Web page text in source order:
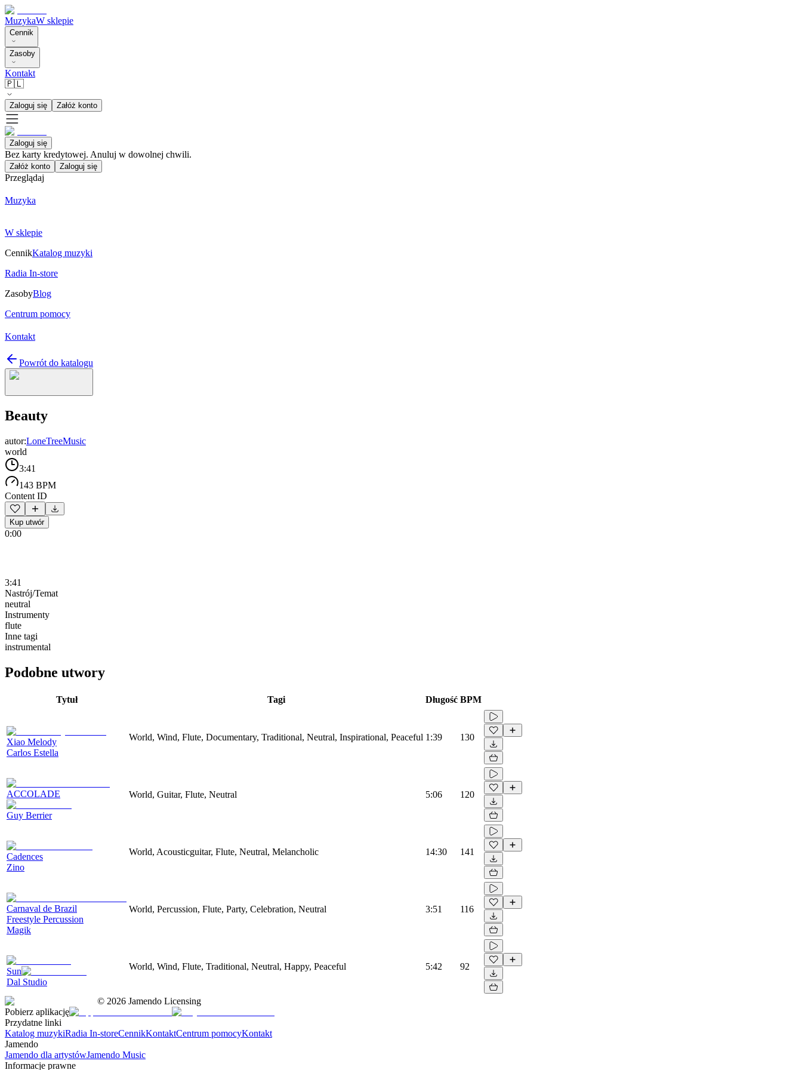
MuzykaW sklepie
Cennik
Zasoby
Kontakt
🇵🇱
Zaloguj się Załóż konto
Zaloguj się
Bez karty kredytowej. Anuluj w dowolnej chwili.
Załóż konto Zaloguj się
Przeglądaj
Muzyka
W sklepie
CennikKatalog muzyki
Radia In-store
ZasobyBlog
Centrum pomocy
Kontakt
Powrót do katalogu
Beauty
autor:LoneTreeMusic
world
3:41
143 BPM
Content ID
Kup utwór
0:00
3:41
Nastrój/Temat
neutral
Instrumenty
flute
Inne tagi
instrumental
Podobne utwory
Tytuł Tagi Długość BPM
Xiao Melody
Carlos Estella
World, Wind, Flute, Documentary, Traditional, Neutral, Inspirational, Peaceful 1:39 130
ACCOLADE
Guy Berrier
World, Guitar, Flute, Neutral 5:06 120
Cadences
Zino
World, Acousticguitar, Flute, Neutral, Melancholic 14:30 141
Carnaval de Brazil
Freestyle Percussion
Magik
World, Percussion, Flute, Party, Celebration, Neutral 3:51 116
Sun
Dal Studio
World, Wind, Flute, Traditional, Neutral, Happy, Peaceful 5:42 92
© 2026 Jamendo Licensing
Pobierz aplikację
Przydatne linki
Katalog muzykiRadia In-storeCennikKontaktCentrum pomocyKontakt
Jamendo
Jamendo dla artystówJamendo Music
Informacje prawne